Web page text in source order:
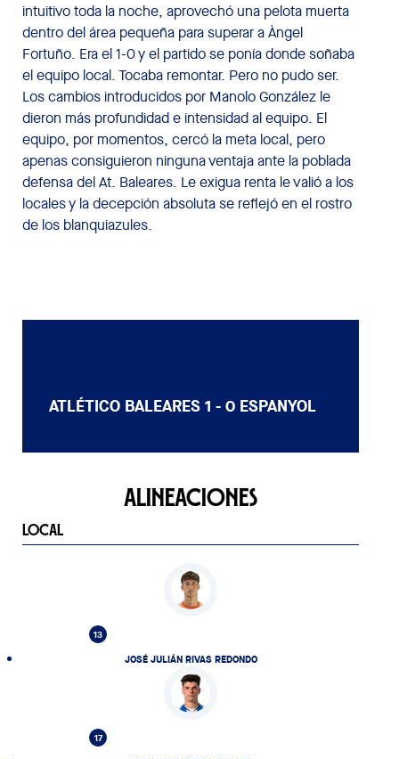
intuitivo toda la noche, aprovechó una pelota muerta
dentro del área pequeña para superar a Àngel
Fortuño. Era el 1-0 y el partido se ponía donde soñaba
el equipo local. Tocaba remontar. Pero no pudo ser.
Los cambios introducidos por Manolo González le
dieron más profundidad e intensidad al equipo. El
equipo, por momentos, cercó la meta local, pero
apenas consiguieron ninguna ventaja ante la poblada
defensa del At. Baleares. Le exigua renta le valió a los
locales y la decepción absoluta se reflejó en el rostro
de los blanquiazules.
ATLÉTICO BALEARES 1 - 0 ESPANYOL
ALINEACIONES
LOCAL
13
JOSÉ JULIÁN RIVAS REDONDO
17